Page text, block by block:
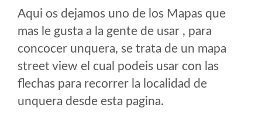
Aqui os dejamos uno de los Mapas que
mas le gusta a la gente de usar , para
concocer unquera, se trata de un mapa
street view el cual podeis usar con las
flechas para recorrer la localidad de
unquera desde esta pagina.